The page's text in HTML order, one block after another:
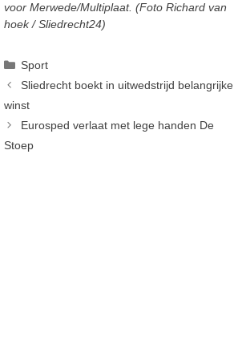
voor Merwede/Multiplaat. (Foto Richard van
hoek / Sliedrecht24)
Categorieën
Sport
Sliedrecht boekt in uitwedstrijd belangrijke
winst
Eurosped verlaat met lege handen De
Stoep